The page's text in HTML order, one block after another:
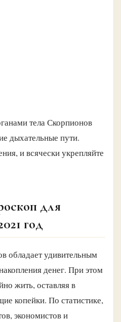
тела Скорпионов
дыхательные пути.
и всячески укрепляйте
для
год
обладает удивительным
денег. При этом
жить, оставляя в
копейки. По статистике,
экономистов и